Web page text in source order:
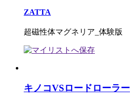
ZATTA
超磁性体マグネリア_体験版
キノコVSロードローラー